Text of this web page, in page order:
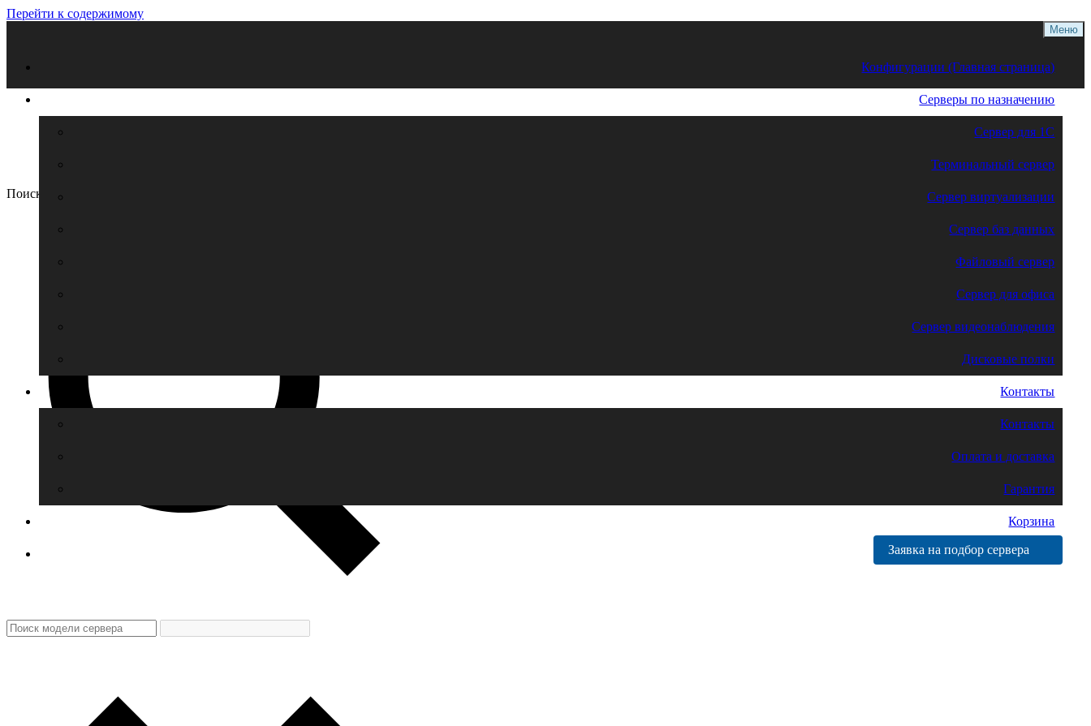
Перейти к содержимому
Меню
Конфигурации (Главная страница)
Серверы по назначению
Сервер для 1С
Терминальный сервер
Сервер виртуализации
Сервер баз данных
Файловый сервер
Сервер для офиса
Сервер видеонаблюдения
Дисковые полки
Контакты
Контакты
Оплата и доставка
Гарантия
Корзина
Заявка на подбор сервера
Поиск